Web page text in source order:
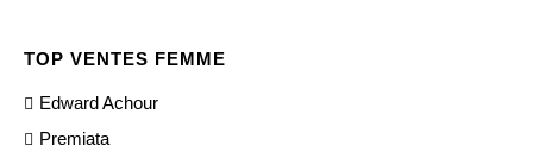
TOP VENTES FEMME
Edward Achour
Premiata